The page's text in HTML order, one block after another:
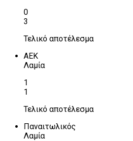
0
3
Τελικό αποτέλεσμα
ΑΕΚ
Λαμία
1
1
Τελικό αποτέλεσμα
Παναιτωλικός
Λαμία